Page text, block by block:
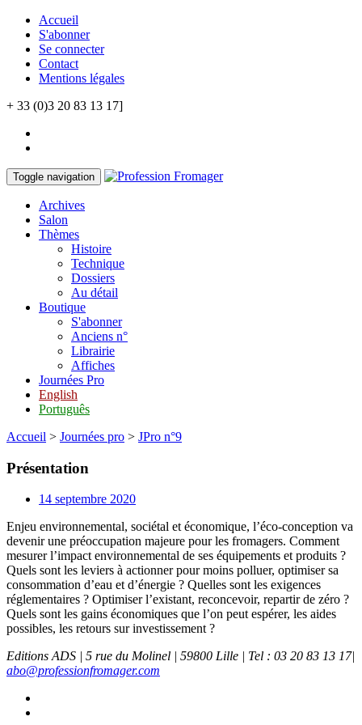
Accueil
S'abonner
Se connecter
Contact
Mentions légales
+ 33 (0)3 20 83 13 17]
Toggle navigation
Archives
Salon
Thèmes
Histoire
Technique
Dossiers
Au détail
Boutique
S'abonner
Anciens n°
Librairie
Affiches
Journées Pro
English
Português
Accueil > Journées pro > JPro n°9
Présentation
14 septembre 2020
Enjeu environnemental, sociétal et économique, l’éco-conception va
devenir une préoccupation majeure pour les fromagers. Comment
mesurer l’impact environnemental de ses équipements et produits ?
Quels sont les leviers à actionner pour moins polluer, optimiser sa
consommation d’eau et d’énergie ? Quelles sont les exigences
réglementaires ? Optimiser l’existant, reconcevoir, repartir de zéro ?
Quels sont les gains économiques que l’on peut espérer, les aides
possibles, les retours sur investissement ?
Editions ADS | 5 rue du Molinel | 59800 Lille | Tel : 03 20 83 13 17|
abo@professionfromager.com